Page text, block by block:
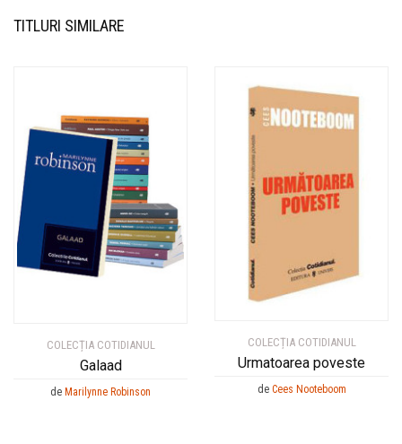
TITLURI SIMILARE
COLECȚIA COTIDIANUL
Galaad
de Marilynne Robinson
COLECȚIA COTIDIANUL
Urmatoarea poveste
de Cees Nooteboom